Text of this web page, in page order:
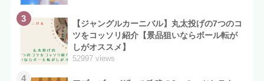
3
【ジャングルカーニバル】丸太投げの7つのコ
ツをコッソリ紹介【景品狙いならボール転が
しがオススメ】
52997 views
4